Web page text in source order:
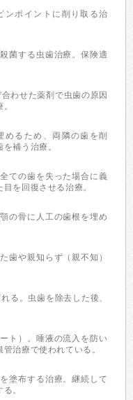
ンポイントに削り取る治
菌する虫歯治療。保険適
わせた薬剤で虫歯の原因
るため、両隣の歯を削
補う治療。
ての歯を失った場合に義
を回復させる治療。
の骨に人工の歯根を埋め
歯や親知らず（親不知）
る。虫歯を除去した後、
ト）。唾液の流入を防い
治療で使われている。
塗布する治療。継続して
。